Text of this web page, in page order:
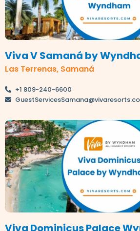
Viva V Samaná by
Las Terrenas, Samaná
+1 809-240-6600
Viva Dominicus Palace